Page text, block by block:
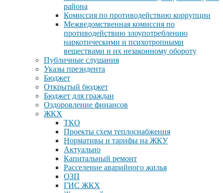
района
Комиссия по противодействию коррупции
Межведомственная комиссия по
противодействию злоупотреблению
наркотическими и психотропными
веществами и их незаконному обороту
Публичные слушания
Указы президента
Бюджет
Открытый бюджет
Бюджет для граждан
Оздоровление финансов
ЖКХ
ТКО
Проекты схем теплоснабжения
Нормативы и тарифы на ЖКУ
Актуально
Капитальный ремонт
Расселение аварийного жилья
ОЗП
ГИС ЖКХ